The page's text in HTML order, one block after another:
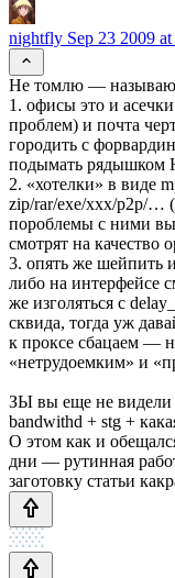
nightfly Sep 23 2009
Не томлю —
1. офисы это и
проблем) и почта
городить с
подымать рядышком
2. «хотелки» в виде
zip/rar/exe/xxx/p2p/…
пороблемы с ними
смотрят на качество
3. опять же шейпить
либо на интерфейсе
же изголяться с
сквида, тогда уж
к проксе сбацаем —
«нетрудоемким» и
ЗЫ вы еще не видели
bandwithd + stg +
О этом как и
дни — рутинная
заготовку статьи